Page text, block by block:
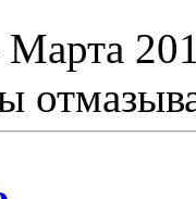
Марта